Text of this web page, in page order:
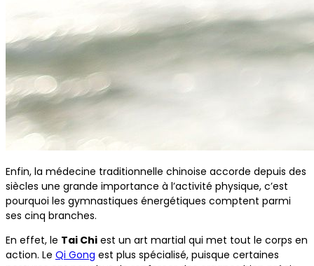
Enfin, la médecine traditionnelle chinoise accorde depuis des
siècles une grande importance à l’activité physique, c’est
pourquoi les gymnastiques énergétiques comptent parmi
ses cinq branches.
En effet, le Tai Chi est un art martial qui met tout le corps en
action. Le Qi Gong est plus spécialisé, puisque certaines